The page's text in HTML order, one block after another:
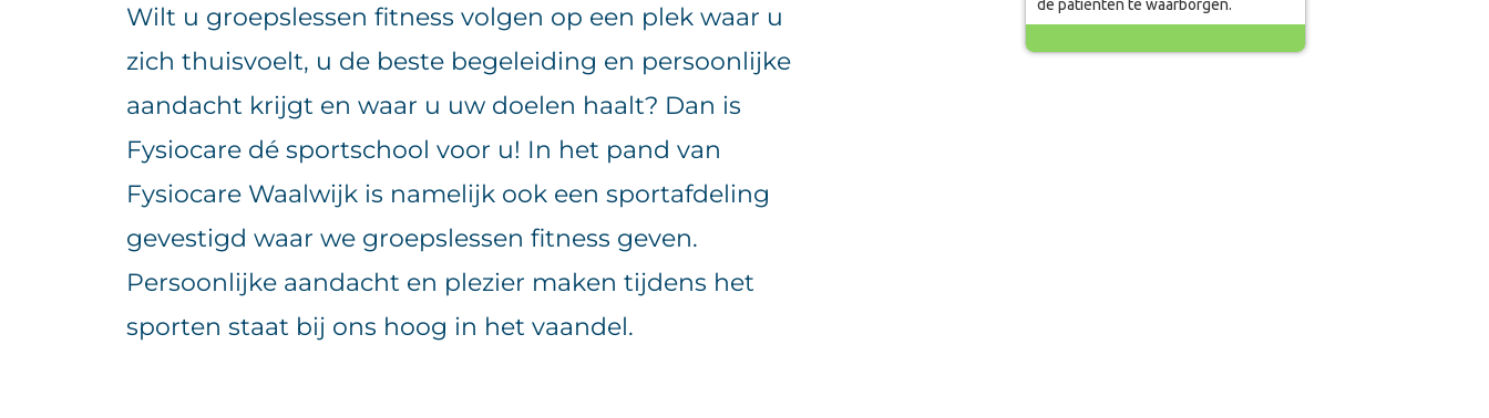
Wilt u groepslessen fitness volgen op een plek waar u
zich thuisvoelt, u de beste begeleiding en persoonlijke
aandacht krijgt en waar u uw doelen haalt? Dan is
Fysiocare dé sportschool voor u! In het pand van
Fysiocare Waalwijk is namelijk ook een sportafdeling
gevestigd waar we groepslessen fitness geven.
Persoonlijke aandacht en plezier maken tijdens het
sporten staat bij ons hoog in het vaandel.